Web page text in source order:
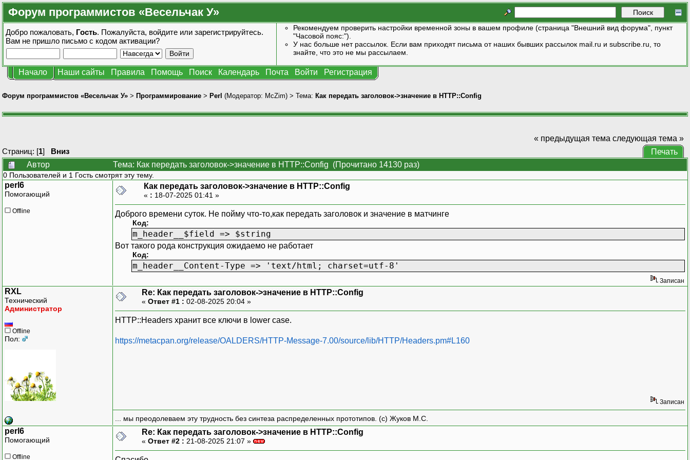
Форум программистов «Весельчак У»
Добро пожаловать, Гость. Пожалуйста, войдите или зарегистрируйтесь.
Вам не пришло письмо с кодом активации?
Рекомендуем проверить настройки временной зоны в вашем профиле (страница "Внешний вид форума", пункт
"Часовой пояс:").
У нас больше нет рассылок. Если вам приходят письма от наших бывших рассылок mail.ru и subscribe.ru, то
знайте, что это не мы рассылаем.
Начало Наши сайты Правила Помощь Поиск Календарь Почта Войти Регистрация
Форум программистов «Весельчак У» > Программирование > Perl (Модератор: McZim) > Тема: Как передать заголовок->значение в HTTP::Config
Страниц: [1] Вниз
« предыдущая тема следующая тема »
Печать
Автор
Тема: Как передать заголовок->значение в HTTP::Config (Прочитано 14130 раз)
0 Пользователей и 1 Гость смотрят эту тему.
perl6
Помогающий
Offline
Как передать заголовок->значение в HTTP::Config
« : 18-07-2025 01:41 »
Доброго времени суток. Не пойму что-то,как передать заголовок и значение в матчинге
Код:
m_header__$field => $string
Вот такого рода конструкция ожидаемо не работает
Код:
m_header__Content-Type => 'text/html; charset=utf-8'
Записан
RXL
Технический
Администратор
Offline
Пол:
Re: Как передать заголовок->значение в HTTP::Config
« Ответ #1 : 02-08-2025 20:04 »
HTTP::Headers хранит все ключи в lower case.
https://metacpan.org/release/OALDERS/HTTP-Message-7.00/source/lib/HTTP/Headers.pm#L160
Записан
... мы преодолеваем эту трудность без синтеза распределенных прототипов. (с) Жуков М.С.
perl6
Помогающий
Offline
Re: Как передать заголовок->значение в HTTP::Config
« Ответ #2 : 21-08-2025 21:07 »